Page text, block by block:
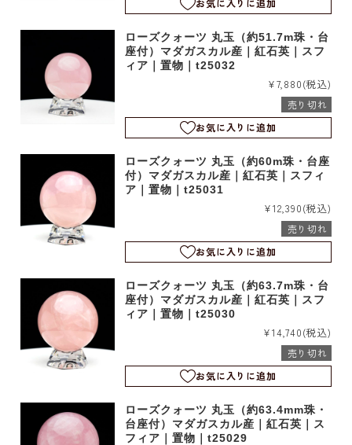
お気に入りに追加
ローズクォーツ 丸玉（約51.7m珠・台
座付）マダガスカル産｜紅石英｜スフ
ィア｜置物｜t25032
¥7,880(税込)
売り切れ
お気に入りに追加
ローズクォーツ 丸玉（約60m珠・台座
付）マダガスカル産｜紅石英｜スフィ
ア｜置物｜t25031
¥12,390(税込)
売り切れ
お気に入りに追加
ローズクォーツ 丸玉（約63.7m珠・台
座付）マダガスカル産｜紅石英｜スフ
ィア｜置物｜t25030
¥14,740(税込)
売り切れ
お気に入りに追加
ローズクォーツ 丸玉（約63.4mm珠・
台座付）マダガスカル産｜紅石英｜ス
フィア｜置物｜t25029